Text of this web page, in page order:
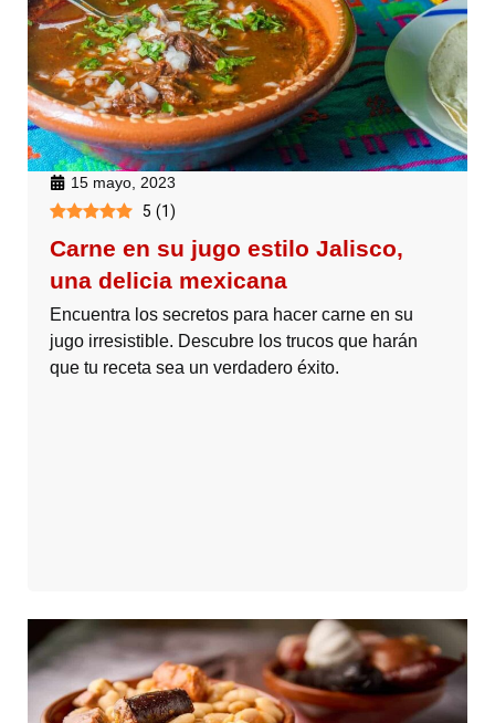
15 mayo, 2023
5 (1)
Carne en su jugo estilo Jalisco,
una delicia mexicana
Encuentra los secretos para hacer carne en su
jugo irresistible. Descubre los trucos que harán
que tu receta sea un verdadero éxito.